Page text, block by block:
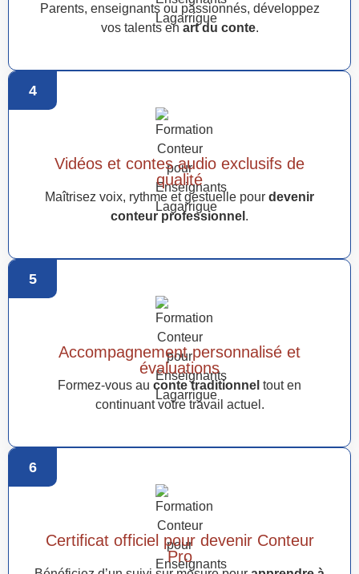
Parents, enseignants ou passionnés, développez
vos talents en art du conte.
4
Vidéos et contes audio exclusifs de
qualité
Maîtrisez voix, rythme et gestuelle pour devenir
conteur professionnel .
5
Accompagnement personnalisé et
évaluations
Formez-vous au conte traditionnel tout en
continuant votre travail actuel.
6
Certificat officiel pour devenir Conteur
Pro